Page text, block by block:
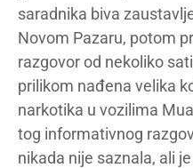
saradnika biva
Novom Pazaru, potom
razgovor od nekoliko
prilikom nađena velika
narkotika u vozilima
tog informativnog
nikada nije saznala, ali